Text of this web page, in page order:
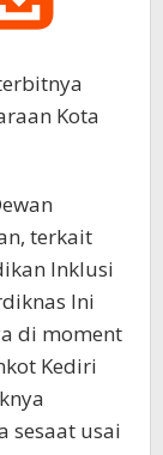
Kota
terkait
Inklusi
Ini
di moment
Kediri
sesaat usai